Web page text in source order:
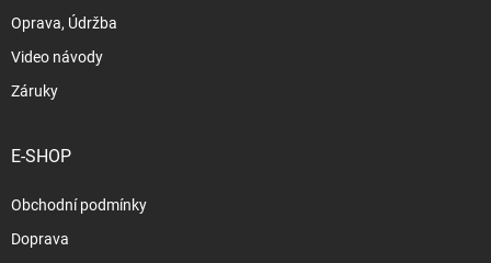
Oprava, Údržba
Video návody
Záruky
E-SHOP
Obchodní podmínky
Doprava